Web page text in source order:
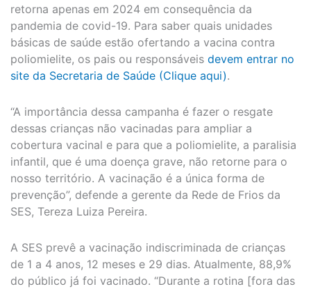
retorna apenas em 2024 em consequência da
pandemia de covid-19. Para saber quais unidades
básicas de saúde estão ofertando a vacina contra
poliomielite, os pais ou responsáveis devem entrar no
site da Secretaria de Saúde (Clique aqui).
“A importância dessa campanha é fazer o resgate
dessas crianças não vacinadas para ampliar a
cobertura vacinal e para que a poliomielite, a paralisia
infantil, que é uma doença grave, não retorne para o
nosso território. A vacinação é a única forma de
prevenção”, defende a gerente da Rede de Frios da
SES, Tereza Luiza Pereira.
A SES prevê a vacinação indiscriminada de crianças
de 1 a 4 anos, 12 meses e 29 dias. Atualmente, 88,9%
do público já foi vacinado. “Durante a rotina [fora das